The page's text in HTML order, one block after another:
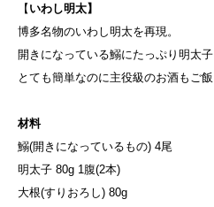
【 いわし明太】
博多名物のいわし明太を再現。
開きになっている鰯にたっぷり明太
とても簡単なのに主役級のお酒もご飯
材料
鰯(開きになっているもの) 4尾
明太子 80g 1腹(2本)
大根(すりおろし) 80g